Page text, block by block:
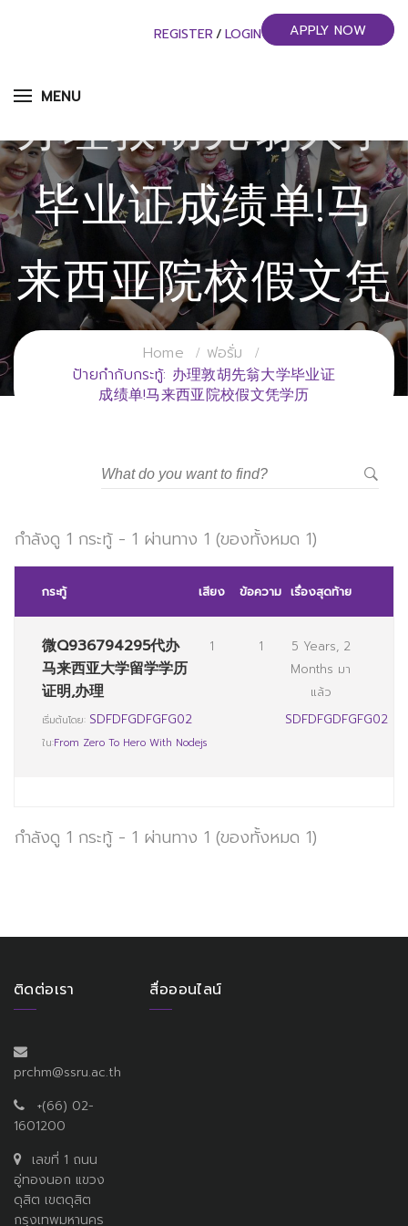
MENU
REGISTER / LOGIN APPLY NOW
办理敦胡先翁大学
毕业证成绩单!马
来西亚院校假文凭
学历
วิทยาลัยการจัดการอุตสาหกรรมบริการ
Home
ฟอรั่ม
ป้ายกำกับกระทู้: 办理敦胡先翁大学毕业证
成绩单!马来西亚院校假文凭学历
กำลังดู 1 กระทู้ - 1 ผ่านทาง 1 (ของทั้งหมด 1)
กระทู้ เสียง ข้อความ เรื่องสุดท้าย
微Q936794295代办
马来西亚大学留学学历
证明,办理
เริ่มต้นโดย: SDFDFGDFGFG02
ใน:From Zero To Hero With Nodejs
1 1
5 Years, 2
Months มา
แล้ว
SDFDFGDFGFG02
กำลังดู 1 กระทู้ - 1 ผ่านทาง 1 (ของทั้งหมด 1)
ติดต่อเรา
prchm@ssru.ac.th
+(66) 02-
1601200
เลขที่ 1 ถนน
อู่ทองนอก แขวง
ดุสิต เขตดุสิต
กรุงเทพมหานคร
สื่อออนไลน์